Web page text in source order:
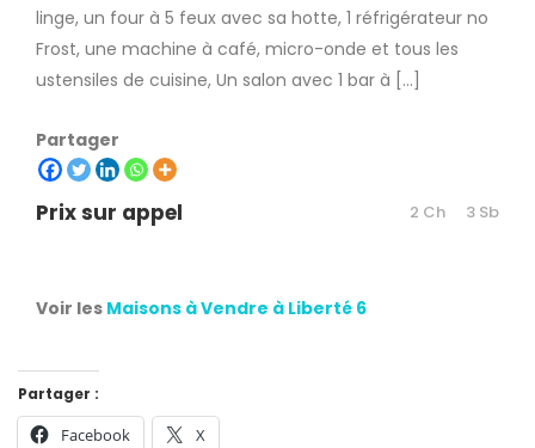
linge, un four à 5 feux avec sa hotte, 1 réfrigérateur no
Frost, une machine à café, micro-onde et tous les
ustensiles de cuisine, Un salon avec 1 bar à […]
Partager
Prix sur appel 2 Ch 3 Sb
Voir les Maisons à Vendre à Liberté 6
Partager :
Facebook X